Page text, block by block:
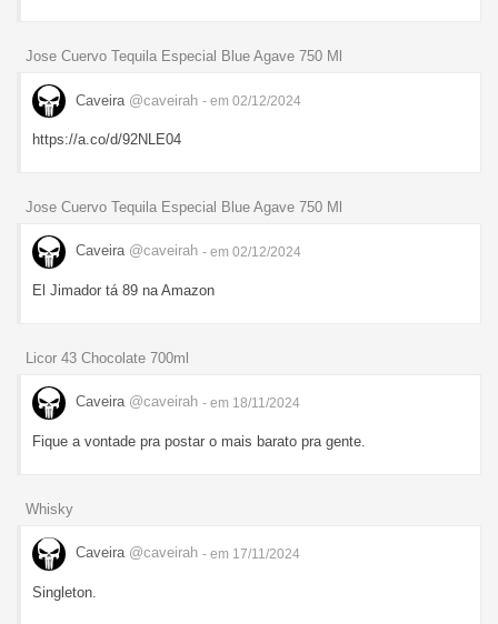
Jose Cuervo Tequila Especial Blue Agave 750 Ml
Caveira @caveirah - em 02/12/2024
https://a.co/d/92NLE04
Jose Cuervo Tequila Especial Blue Agave 750 Ml
Caveira @caveirah - em 02/12/2024
El Jimador tá 89 na Amazon
Licor 43 Chocolate 700ml
Caveira @caveirah - em 18/11/2024
Fique a vontade pra postar o mais barato pra gente.
Whisky
Caveira @caveirah - em 17/11/2024
Singleton.